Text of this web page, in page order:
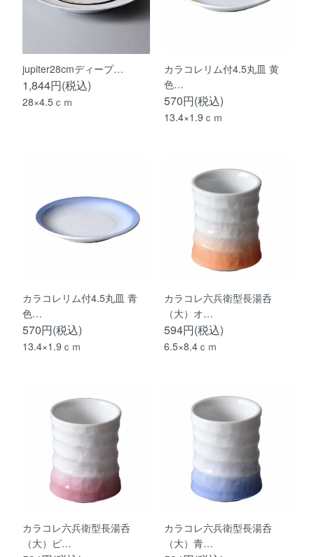
jupiter28cmディープ…
1,844円(税込)
28×4.5ｃｍ
カラコレリム付4.5丸皿 黄
色…
570円(税込)
13.4×1.9ｃｍ
カラコレリム付4.5丸皿 青
色…
570円(税込)
13.4×1.9ｃｍ
カラコレ六兵衛型長湯呑
（大）オ…
594円(税込)
6.5×8.4ｃｍ
カラコレ六兵衛型長湯呑
（大）ピ…
カラコレ六兵衛型長湯呑
（大）青…